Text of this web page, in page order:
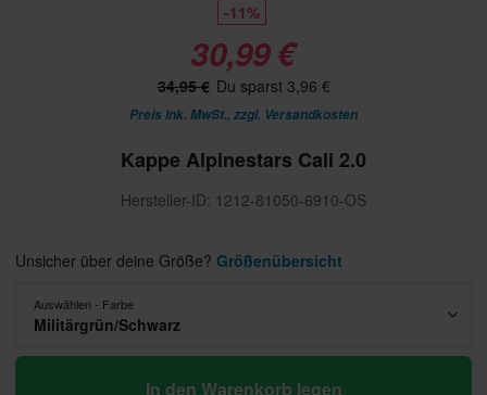
-11%
30,99 €
34,95 € Du sparst 3,96 €
Preis ink. MwSt., zzgl. Versandkosten
Kappe Alpinestars Cali 2.0
Hersteller-ID: 1212-81050-6910-OS
Unsicher über deine Größe? Größenübersicht
Auswählen - Farbe
Militärgrün/Schwarz
In den Warenkorb legen